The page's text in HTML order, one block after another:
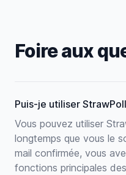
Foire aux
Puis-je utiliser
Vous pouvez utiliser
longtemps que vous le
mail confirmée, vous
fonctions principales